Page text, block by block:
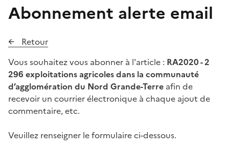
Abonnement alerte email
Retour
Vous souhaitez vous abonner à l'article : RA2020 - 2
296 exploitations agricoles dans la communauté
d’agglomération du Nord Grande-Terre afin de
recevoir un courrier électronique à chaque ajout de
commentaire, etc.
Veuillez renseigner le formulaire ci-dessous.